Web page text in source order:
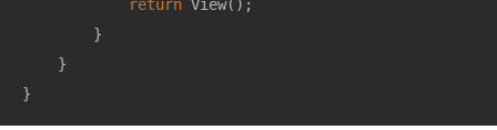
return View();
        }
    }